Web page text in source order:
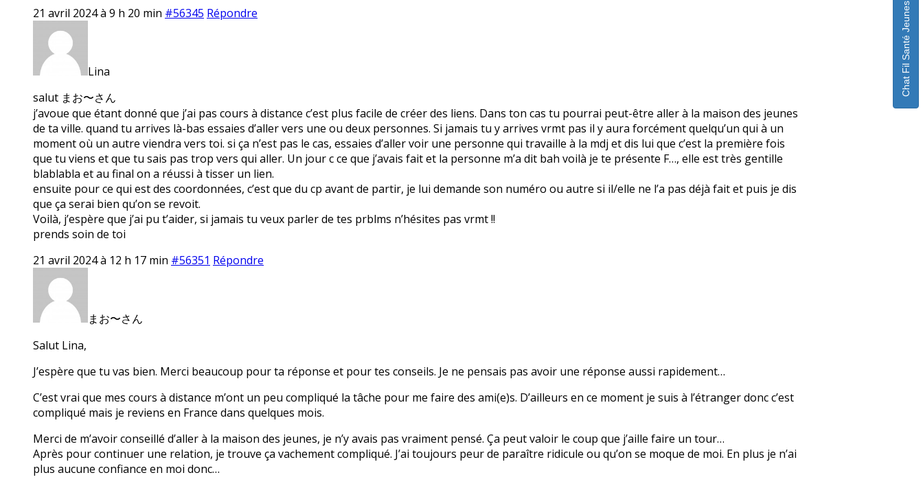
21 avril 2024 à 9 h 20 min #56345 Répondre
Lina
salut まお〜さん
j’avoue que étant donné que j’ai pas cours à distance c’est plus facile de créer des liens. Dans ton cas tu pourrai peut-être aller à la maison des jeunes
de ta ville. quand tu arrives là-bas essaies d’aller vers une ou deux personnes. Si jamais tu y arrives vrmt pas il y aura forcément quelqu’un qui à un
moment où un autre viendra vers toi. si ça n’est pas le cas, essaies d’aller voir une personne qui travaille à la mdj et dis lui que c’est la première fois
que tu viens et que tu sais pas trop vers qui aller. Un jour c ce que j’avais fait et la personne m’a dit bah voilà je te présente F…, elle est très gentille
blablabla et au final on a réussi à tisser un lien.
ensuite pour ce qui est des coordonnées, c’est que du cp avant de partir, je lui demande son numéro ou autre si il/elle ne l’a pas déjà fait et puis je dis
que ça serai bien qu’on se revoit.
Voilà, j’espère que j’ai pu t’aider, si jamais tu veux parler de tes prblms n’hésites pas vrmt !!
prends soin de toi
21 avril 2024 à 12 h 17 min #56351 Répondre
まお〜さん
Salut Lina,
J’espère que tu vas bien. Merci beaucoup pour ta réponse et pour tes conseils. Je ne pensais pas avoir une réponse aussi rapidement…
C’est vrai que mes cours à distance m’ont un peu compliqué la tâche pour me faire des ami(e)s. D’ailleurs en ce moment je suis à l’étranger donc c’est
compliqué mais je reviens en France dans quelques mois.
Merci de m’avoir conseillé d’aller à la maison des jeunes, je n’y avais pas vraiment pensé. Ça peut valoir le coup que j’aille faire un tour…
Après pour continuer une relation, je trouve ça vachement compliqué. J’ai toujours peur de paraître ridicule ou qu’on se moque de moi. En plus je n’ai
plus aucune confiance en moi donc…
Chat Fil Santé Jeunes